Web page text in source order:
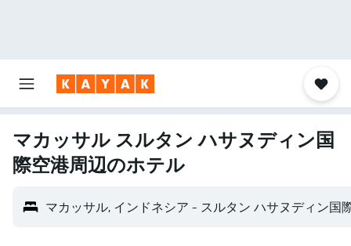
マカッサル スルタン ハサヌディン国
際空港​周辺のホテル
マカッサル, インドネシア - スルタン ハサヌディン国